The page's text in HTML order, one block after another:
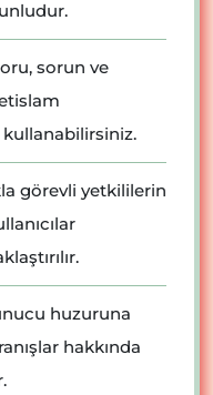
sorun ve
kullanabilirsiniz.
görevli yetkililerin
huzuruna
hakkında